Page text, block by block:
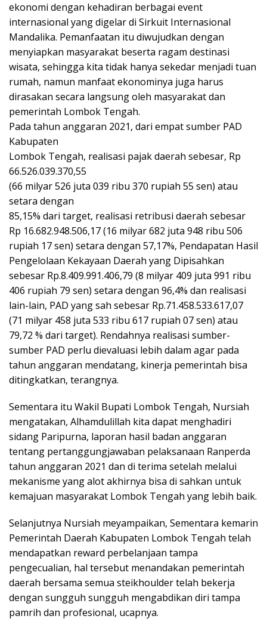
ekonomi dengan kehadiran berbagai event
internasional yang digelar di Sirkuit Internasional
Mandalika. Pemanfaatan itu diwujudkan dengan
menyiapkan masyarakat beserta ragam destinasi
wisata, sehingga kita tidak hanya sekedar menjadi tuan
rumah, namun manfaat ekonominya juga harus
dirasakan secara langsung oleh masyarakat dan
pemerintah Lombok Tengah.
Pada tahun anggaran 2021, dari empat sumber PAD
Kabupaten
Lombok Tengah, realisasi pajak daerah sebesar, Rp
66.526.039.370,55
(66 milyar 526 juta 039 ribu 370 rupiah 55 sen) atau
setara dengan
85,15% dari target, realisasi retribusi daerah sebesar
Rp 16.682.948.506,17 (16 milyar 682 juta 948 ribu 506
rupiah 17 sen) setara dengan 57,17%, Pendapatan Hasil
Pengelolaan Kekayaan Daerah yang Dipisahkan
sebesar Rp.8.409.991.406,79 (8 milyar 409 juta 991 ribu
406 rupiah 79 sen) setara dengan 96,4% dan realisasi
lain-lain, PAD yang sah sebesar Rp.71.458.533.617,07
(71 milyar 458 juta 533 ribu 617 rupiah 07 sen) atau
79,72 % dari target). Rendahnya realisasi sumber-
sumber PAD perlu dievaluasi lebih dalam agar pada
tahun anggaran mendatang, kinerja pemerintah bisa
ditingkatkan, terangnya.
Sementara itu Wakil Bupati Lombok Tengah, Nursiah
mengatakan, Alhamdulillah kita dapat menghadiri
sidang Paripurna, laporan hasil badan anggaran
tentang pertanggungjawaban pelaksanaan Ranperda
tahun anggaran 2021 dan di terima setelah melalui
mekanisme yang alot akhirnya bisa di sahkan untuk
kemajuan masyarakat Lombok Tengah yang lebih baik.
Selanjutnya Nursiah meyampaikan, Sementara kemarin
Pemerintah Daerah Kabupaten Lombok Tengah telah
mendapatkan reward perbelanjaan tampa
pengecualian, hal tersebut menandakan pemerintah
daerah bersama semua steikhoulder telah bekerja
dengan sungguh sungguh mengabdikan diri tampa
pamrih dan profesional, ucapnya.